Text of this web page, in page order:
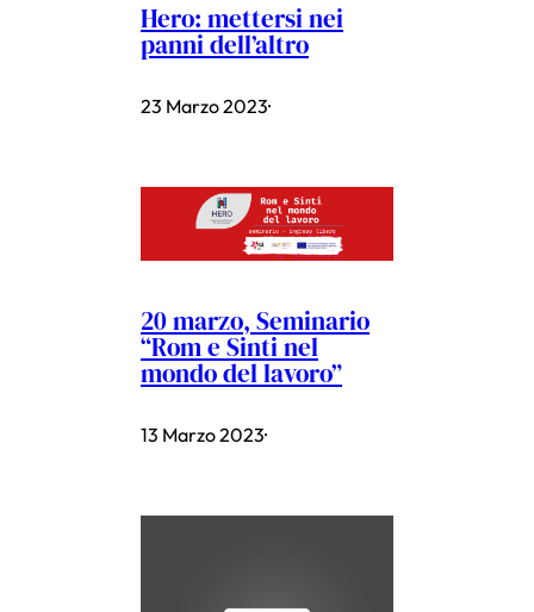
Hero: mettersi nei
panni dell’altro
23 Marzo 2023·
20 marzo, Seminario
“Rom e Sinti nel
mondo del lavoro”
13 Marzo 2023·